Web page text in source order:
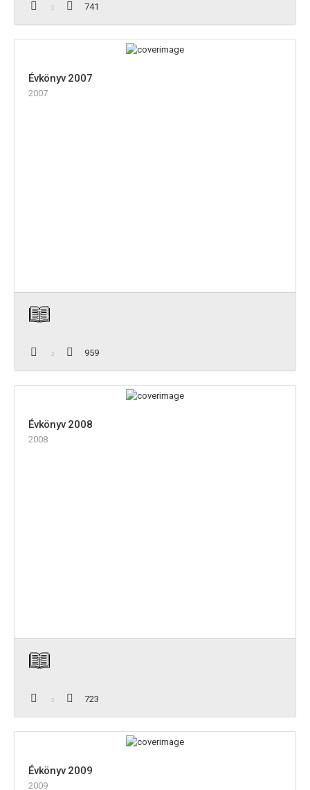
741
Évkönyv 2007
2007
959
Évkönyv 2008
2008
723
Évkönyv 2009
2009